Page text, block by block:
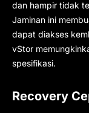
dan hampir tidak
Jaminan ini
dapat diakses
vStor
spesifikasi.
Recovery